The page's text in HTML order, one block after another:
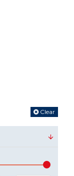
Clear